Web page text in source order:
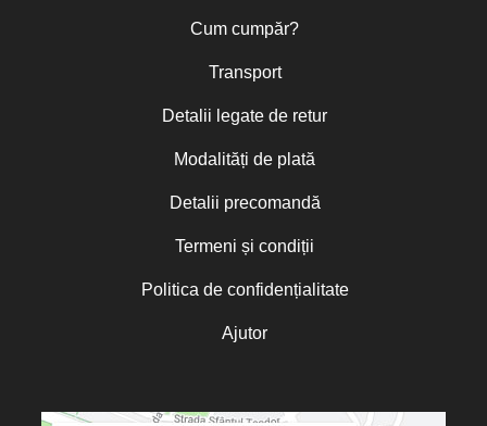
Cum cumpăr?
Transport
Detalii legate de retur
Modalități de plată
Detalii precomandă
Termeni și condiții
Politica de confidențialitate
Ajutor